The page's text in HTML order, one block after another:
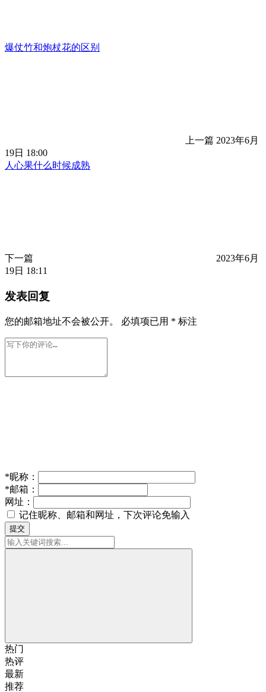
爆仗竹和炮杖花的区别
上一篇 2023年6月
19日 18:00
人心果什么时候成熟
下一篇
2023年6月
19日 18:11
发表回复
您的邮箱地址不会被公开。 必填项已用 * 标注
*昵称：
*邮箱：
网址：
记住昵称、邮箱和网址，下次评论免输入
提交
热门
热评
最新
推荐